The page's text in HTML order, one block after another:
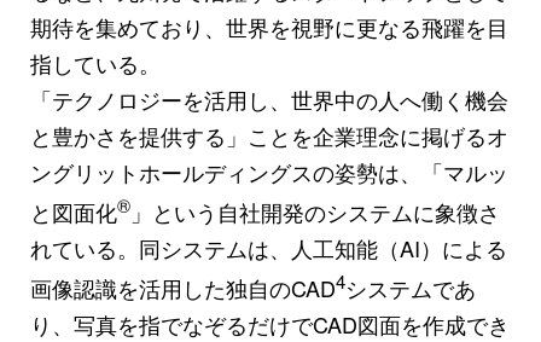
期待を集めており、世界を視野に更なる飛躍を目
指している。
「テクノロジーを活用し、世界中の人へ働く機会
と豊かさを提供する」ことを企業理念に掲げるオ
ングリットホールディングスの姿勢は、「マルッ
と図面化® 」という自社開発のシステムに象徴さ
れている。同システムは、人工知能（AI）による
画像認識を活用した独自のCAD4システムであ
り、写真を指でなぞるだけでCAD図面を作成でき